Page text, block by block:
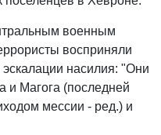
военным
восприняли
насилия: "Они
и Магога (последней
мессии - ред.) и